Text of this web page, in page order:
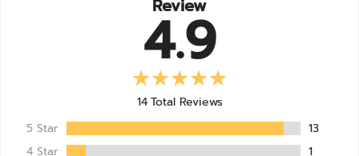
Review
4.9
14 Total Reviews
5 Star
13
4 Star
1